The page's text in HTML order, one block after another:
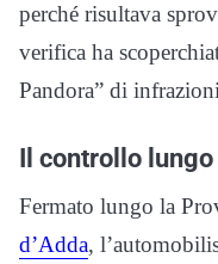
perché risultava
verifica ha
Pandora” di
Il controllo
Fermato lungo la
d’Adda,